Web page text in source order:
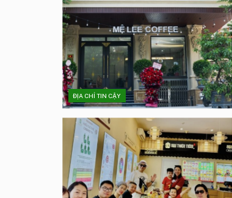
ĐỊA CHỈ TIN CẬY